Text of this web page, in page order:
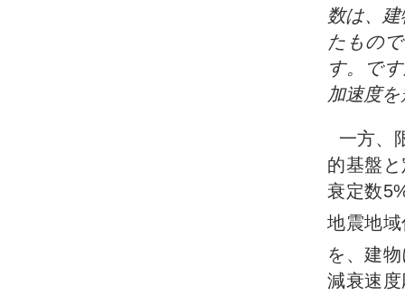
数は、
たもの
す。で
加速度
一方、
的基盤
衰定数
地震地
を、建
減衰速